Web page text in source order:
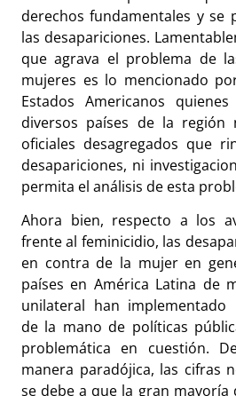
derechos fundamentales y se
las desapariciones.
que agrava el problema de
mujeres es lo mencionado
Estados Americanos
diversos países de la región
oficiales desagregados que
desapariciones, ni
permita el análisis de esta
Ahora bien, respecto a los
frente al feminicidio, las
en contra de la mujer en
países en América Latina de
unilateral han implementado
de la mano de políticas
problemática en cuestión.
manera paradójica, las cifras
se debe a que la gran mayoría